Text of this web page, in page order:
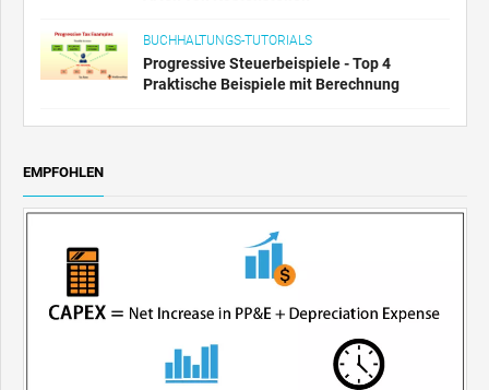
BUCHHALTUNGS-TUTORIALS
Progressive Steuerbeispiele - Top 4
Praktische Beispiele mit Berechnung
EMPFOHLEN